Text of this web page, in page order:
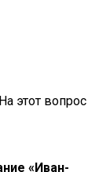
этот вопрос
«Иван-